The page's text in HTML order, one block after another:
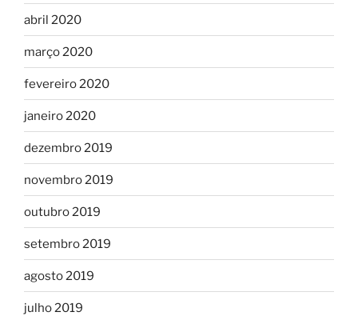
abril 2020
março 2020
fevereiro 2020
janeiro 2020
dezembro 2019
novembro 2019
outubro 2019
setembro 2019
agosto 2019
julho 2019